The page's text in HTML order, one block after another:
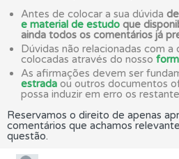
Antes de colocar a sua dúvida
e material de estudo que
ainda todos os comentários já
Dúvidas não relacionadas com
colocadas através do nosso
As afirmações devem ser
estrada ou outros documentos
possa induzir em erro os
Reservamos o direito de apenas
comentários que achamos
questão.